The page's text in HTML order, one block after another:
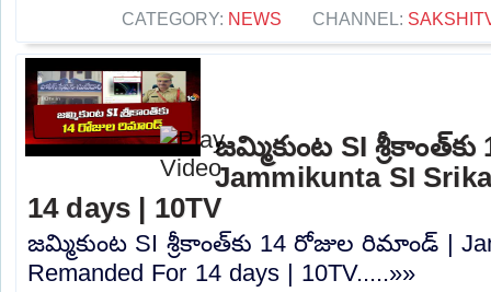
CATEGORY: NEWS CHANNEL:
జమ్మికుంట SI
Jammikunta SI
14 days | 10TV
జమ్మికుంట SI శ్రీకాంత్‍కు 14 రోజుల రిమాండ్ |
Remanded For 14 days | 10TV.....»»